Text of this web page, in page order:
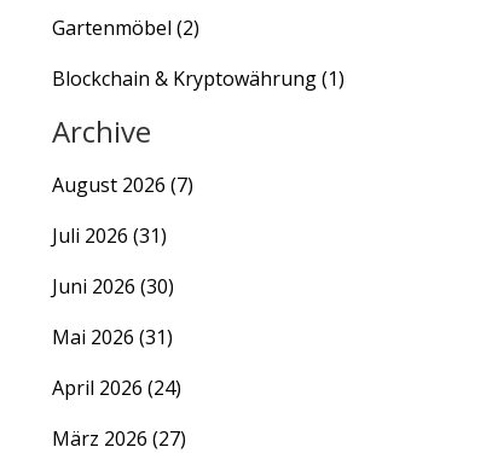
Gartenmöbel (2)
Blockchain & Kryptowährung(1)
Archive
August 2026 (7)
Juli 2026 (31)
Juni 2026 (30)
Mai 2026 (31)
April 2026 (24)
März 2026 (27)